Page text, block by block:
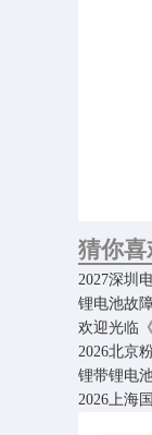
猜你喜
2027深圳
锂电池故
欢迎光临
2026北京
锂带锂电
2026上海